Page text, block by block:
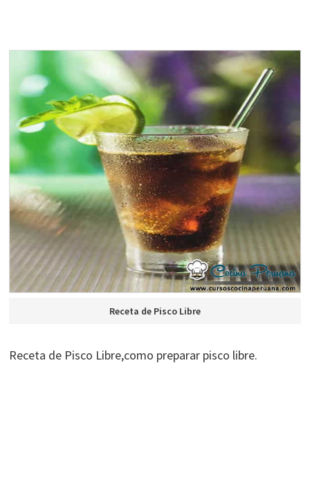
Receta de Pisco Libre
Receta de Pisco Libre,como preparar pisco libre.